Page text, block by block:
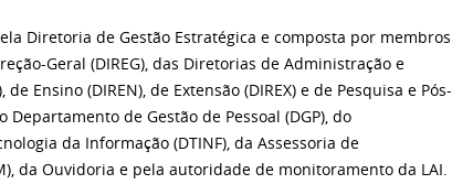
Diretoria de Gestão Estratégica e composta por membros
Geral (DIREG), das Diretorias de Administração e
de Ensino (DIREN), de Extensão (DIREX) e de Pesquisa e Pós-
Departamento de Gestão de Pessoal (DGP), do
da Informação (DTINF), da Assessoria de
da Ouvidoria e pela autoridade de monitoramento da LAI.